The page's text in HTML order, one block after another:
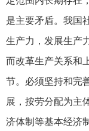
是主要矛盾。我国
生产力，发展生产
而改革生产关系和
节。必须坚持和完
展，按劳分配为主
济体制等基本经济